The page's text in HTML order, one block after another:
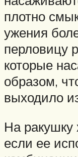
плотно
ужения
перловицу
которые
образом,
выходило
На
если ее